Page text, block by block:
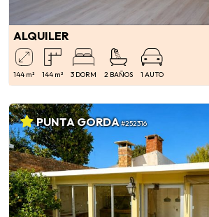
ALQUILER
144 m² 144 m² 3 DORM 2 BAÑOS 1 AUTO
PUNTA GORDA#252316